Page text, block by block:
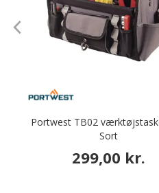
Portwest TB02
Sort
299,00 kr.